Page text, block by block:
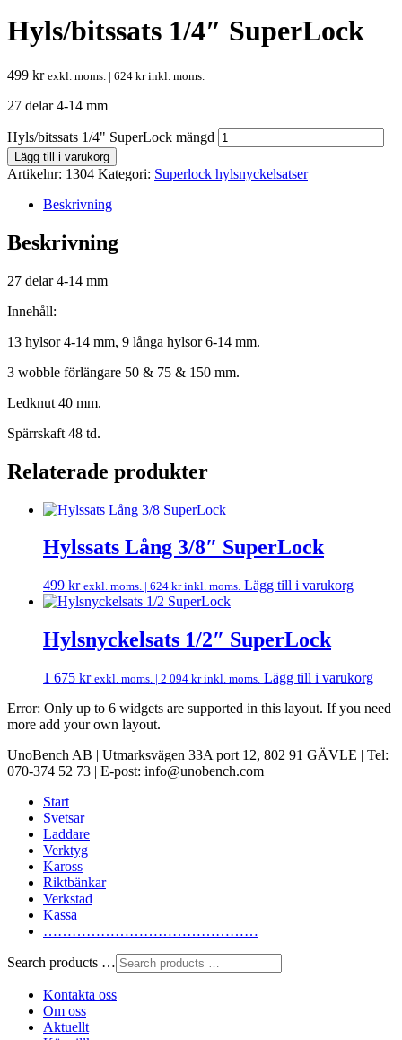
Hyls/bitssats 1/4″ SuperLock
499 kr exkl. moms. | 624 krinkl. moms.
27 delar 4-14 mm
Hyls/bitssats 1/4" SuperLock mängd
Lägg till i varukorg
Artikelnr: 1304 Kategori: Superlock hylsnyckelsatser
Beskrivning
Beskrivning
27 delar 4-14 mm
Innehåll:
13 hylsor 4-14 mm, 9 långa hylsor 6-14 mm.
3 wobble förlängare 50 & 75 & 150 mm.
Ledknut 40 mm.
Spärrskaft 48 td.
Relaterade produkter
Hylssats Lång 3/8″ SuperLock
499 kr exkl. moms. | 624 krinkl. moms. Lägg till i varukorg
Hylsnyckelsats 1/2″ SuperLock
1 675 kr exkl. moms. | 2 094 krinkl. moms. Lägg till i varukorg
Error: Only up to 6 widgets are supported in this layout. If you need
more add your own layout.
UnoBench AB | Utmarksvägen 33A port 12, 802 91 GÄVLE | Tel:
070-374 52 73 | E-post: info@unobench.com
Start
Svetsar
Laddare
Verktyg
Kaross
Riktbänkar
Verkstad
Kassa
………………………………………
Search products …
Kontakta oss
Om oss
Aktuellt